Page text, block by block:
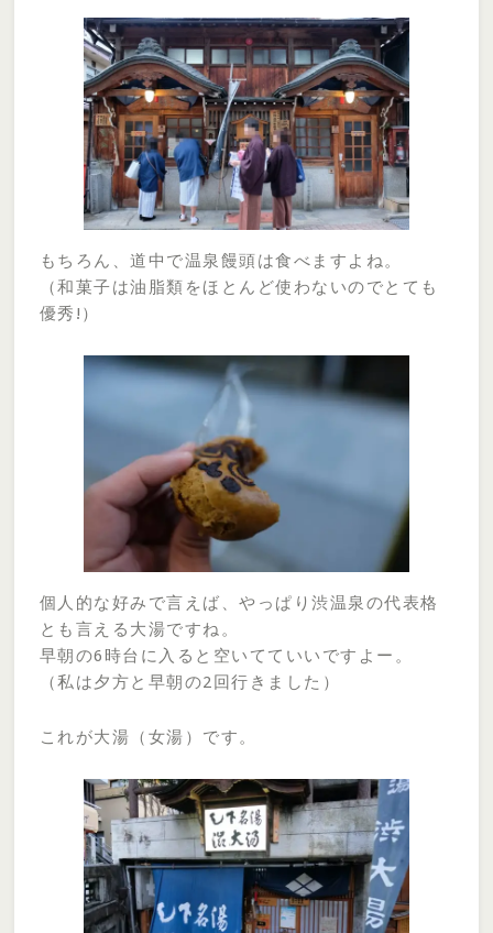
もちろん、道中で温泉饅頭は食べますよね。
（和菓子は油脂類をほとんど使わないのでとても
優秀!）
個人的な好みで言えば、やっぱり渋温泉の代表格
とも言える大湯ですね。
早朝の6時台に入ると空いてていいですよー。
（私は夕方と早朝の2回行きました）
これが大湯（女湯）です。